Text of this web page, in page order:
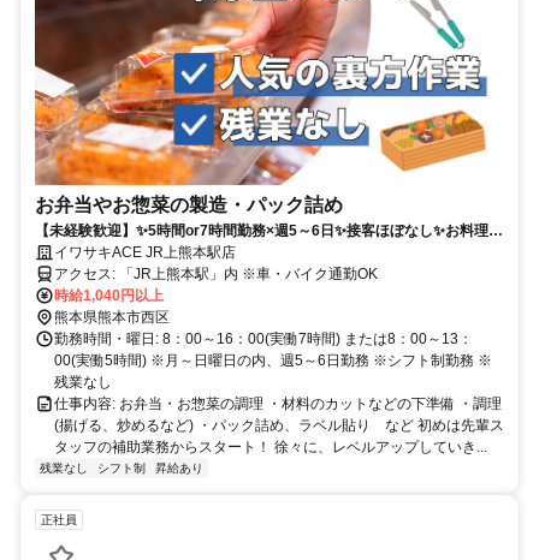
お弁当やお惣菜の製造・パック詰め
【未経験歓迎】✨5時間or7時間勤務×週5～6日✨接客ほぼなし✨お料理経
験のある方も大歓迎✨
イワサキACE JR上熊本駅店
アクセス: 「JR上熊本駅」内 ※車・バイク通勤OK
時給1,040円以上
熊本県熊本市西区
勤務時間・曜日: 8：00～16：00(実働7時間) または8：00～13：
00(実働5時間) ※月～日曜日の内、週5～6日勤務 ※シフト制勤務 ※
残業なし
仕事内容: お弁当・お惣菜の調理 ・材料のカットなどの下準備 ・調理
(揚げる、炒めるなど) ・パック詰め、ラベル貼り など 初めは先輩ス
タッフの補助業務からスタート！ 徐々に、レベルアップしていき...
残業なし シフト制 昇給あり
正社員